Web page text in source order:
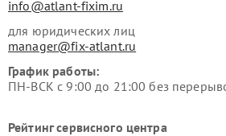
info@atlant-fixim.ru
для юридических лиц
manager@fix-atlant.ru
График работы:
ПН-ВСК с 9:00 до 21:00 без
Рейтинг сервисного центра